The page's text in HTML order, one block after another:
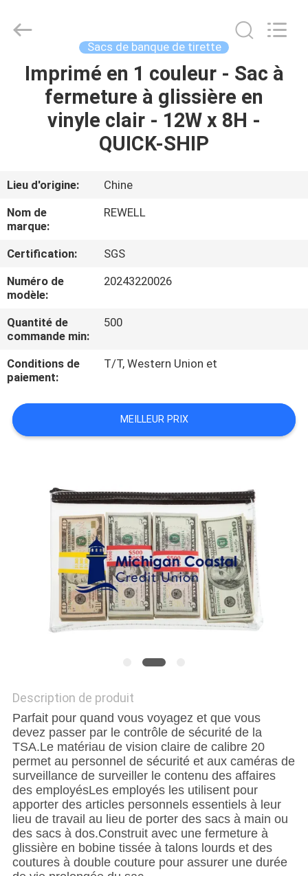
MAISON
PRODUITS
SUJET
DE
NOUS
VISITE
D'USINE
CONTRÔLE
DE
QUALITÉ
PLAN
PRIVACY
POLICY
Industrial
Group
Developed
Sacs de banque de tirette
Imprimé en 1 couleur - Sac à
fermeture à glissière en
vinyle clair - 12W x 8H -
QUICK-SHIP
Lieu d'origine:
Chine
Nom de
marque:
REWELL
Certification:
SGS
Numéro de
modèle:
20243220026
Quantité de
commande min:
500
Conditions de
paiement:
T/T, Western Union et
MEILLEUR PRIX
Description de produit
Parfait pour quand vous voyagez et que vous
devez passer par le contrôle de sécurité de la
TSA.Le matériau de vision claire de calibre 20
permet au personnel de sécurité et aux caméras de
surveillance de surveiller le contenu des affaires
des employésLes employés les utilisent pour
apporter des articles personnels essentiels à leur
lieu de travail au lieu de porter des sacs à main ou
des sacs à dos.Construit avec une fermeture à
glissière en bobine tissée à talons lourds et des
coutures à double couture pour assurer une durée